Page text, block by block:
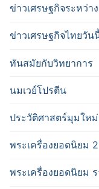
ข่าวเศรษฐกิจระหว่า
ข่าวเศรษฐกิจไทยวัน
ทันสมัยกับวิทยาการ
นมเวย์โปรตีน
ประวัติศาสตร์มุมใหม่
พระเครื่องยอดนิยม
พระเครื่องยอดนิยม